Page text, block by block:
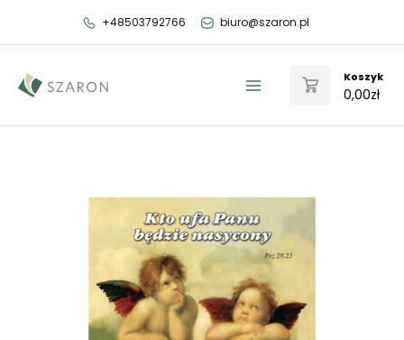
+48503792766 biuro@szaron.pl
Menu
Koszyk
0,00zł